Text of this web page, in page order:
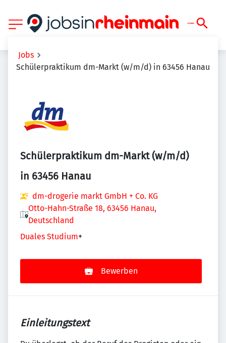
Jobs
Schülerpraktikum dm-Markt (w/m/d) in 63456 Hanau
Schülerpraktikum dm-Markt (w/m/d)
in 63456 Hanau
dm-drogerie markt GmbH + Co. KG
Otto-Hahn-Straße 18, 63456 Hanau,
Deutschland
Duales Studium+
Bewerben
Einleitungstext